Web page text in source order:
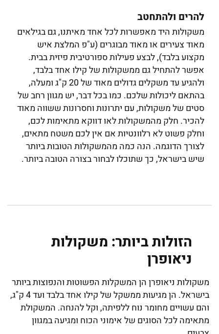
להרים ולהתחטב
משקולות היד מאפשרות לכל אחד מאיתנו, גם בגילאים
מאוד צעירים או מאוד מבוגרים (ע"פ המלצת איש
מקצוע בלבד), לבצע פעילות ספורטיבית פיזית בבית.
אפשר להתחיל גם ממשקולות של קילו אחד בלבד,
ולהגיע עד משקלים גדולים מאוד של 20 ק"ג ומעלה,
בהתאם ליכולות שלכם. כמו בכל דבר, יש מגוון רחב של
סטים של משקולות, עם יתרונות וחסרונות ששווה מאוד
להכיר. חלק מהמשקולות לאו דווקא מתאימות לכם,
וחלק פשוט לא רלוונטיות אם אין לכם משטח מתאים,
לצורך הדוגמה. הנה כמה מהמשקולות הטובות ביותר
שיש בישראל, כך שתוכלו לבחור בצורה הטובה ביותר.
הזולות ביותר: משקולות
ניאופרן
משקולות ניאופרן הן המשקלות הפשוטות והנפוצות ביותר
בישראל. הן מגיעות ממשקל של קילו אחד בלבד ועד 4 ק"ג,
והם עשויים מחומר נוח ללפיתה, וקל להנחה. המשקולת
מתאימה לכל הסוגים של אימוני הכוח ומגיעה במגוון